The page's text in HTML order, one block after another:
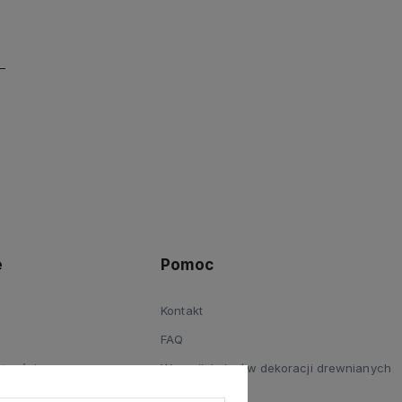
Pomoc
Kontakt
FAQ
Wzornik kolorów dekoracji drewnianych
Reklamacje